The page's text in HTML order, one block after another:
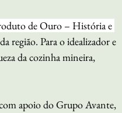
de Ouro – História e
região. Para o idealizador e
da cozinha mineira,
apoio do Grupo Avante,